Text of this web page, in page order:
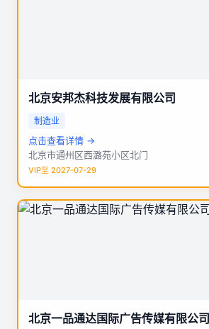
北京安邦杰科技发展有限公司
制造业
点击查看详情 →
北京市通州区西潞苑小区北门
VIP至 2027-07-29
北京一品通达国际广告传媒有限公司